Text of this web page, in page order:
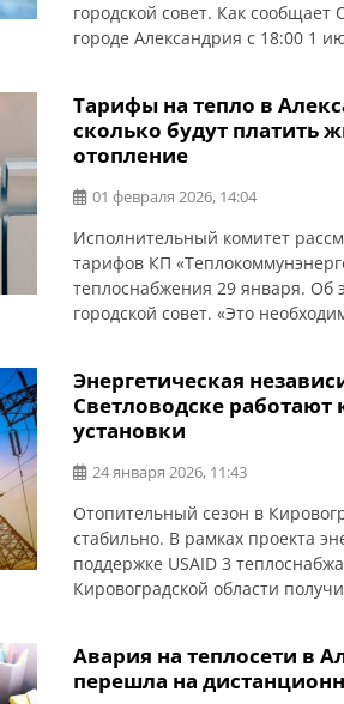
городской совет. Как
городе Александрия с 18:00 1
В период гиперхлорирования
с повышенным содержанием
Тарифы на тепло в
сколько будут платить
отопление
01 февраля 2026, 14:04
Исполнительный комитет
тарифов КП
теплоснабжения 29 января. Об
городской совет. «Это
месяцев после его завершения
Разницу в […]
Энергетическая
Светловодске
установки
24 января 2026, 11:43
Отопительный сезон в
стабильно. В рамках проекта
поддержке USAID 3
Кировоградской области
Александрии, еще несколько –
пусконаладочных работ.
Авария на теплосети в
перешла на